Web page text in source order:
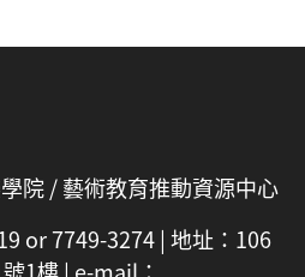
院 / 藝術教育推動資源中心
or 7749-3274 | 地址：106